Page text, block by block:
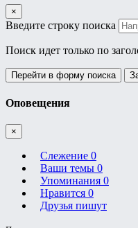
×
Введите строку поиска
Поиск идет только по
Перейти в форму поиска
Оповещения
×
Слежение 0
Ваши темы 0
Упоминания 0
Нравится 0
Друзья пишут